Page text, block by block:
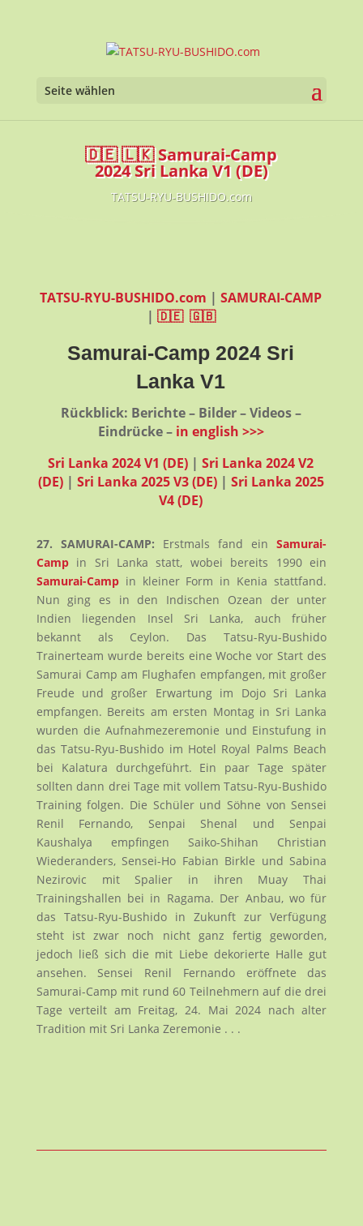
Seite wählen
🇩🇪 🇱🇰 Samurai-Camp
2024 Sri Lanka V1 (DE)
TATSU-RYU-BUSHIDO.com
TATSU-RYU-BUSHIDO.com |SAMURAI-CAMP
| 🇩🇪 🇬🇧
Samurai-Camp 2024 Sri
Lanka V1
Rückblick: Berichte – Bilder – Videos –
Eindrücke – in english >>>
Sri Lanka 2024 V1 (DE) |Sri Lanka 2024 V2
(DE)| Sri Lanka 2025 V3 (DE) | Sri Lanka 2025
V4 (DE)
27. SAMURAI-CAMP: Erstmals fand einSamurai-
Campin Sri Lanka statt, wobei bereits 1990 ein
Samurai-Campin kleiner Form in Kenia stattfand.
Nun ging es in den Indischen Ozean der unter
Indien liegenden Insel Sri Lanka, auch früher
bekannt als Ceylon. Das Tatsu-Ryu-Bushido
Trainerteam wurde bereits eine Woche vor Start des
Samurai Camp am Flughafen empfangen, mit großer
Freude und großer Erwartung im Dojo Sri Lanka
empfangen. Bereits am ersten Montag in Sri Lanka
wurden die Aufnahmezeremonie und Einstufung in
das Tatsu-Ryu-Bushido im Hotel Royal Palms Beach
bei Kalatura durchgeführt. Ein paar Tage später
sollten dann drei Tage mit vollem Tatsu-Ryu-Bushido
Training folgen. Die Schüler und Söhne von Sensei
Renil Fernando, Senpai Shenal und Senpai
Kaushalya empfingen Saiko-Shihan Christian
Wiederanders, Sensei-Ho Fabian Birkle und Sabina
Nezirovic mit Spalier in ihren Muay Thai
Trainingshallen bei in Ragama. Der Anbau, wo für
das Tatsu-Ryu-Bushido in Zukunft zur Verfügung
steht ist zwar noch nicht ganz fertig geworden,
jedoch ließ sich die mit Liebe dekorierte Halle gut
ansehen. Sensei Renil Fernando eröffnete das
Samurai-Camp mit rund 60 Teilnehmern auf die drei
Tage verteilt am Freitag, 24. Mai 2024 nach alter
Tradition mit Sri Lanka Zeremonie . . .